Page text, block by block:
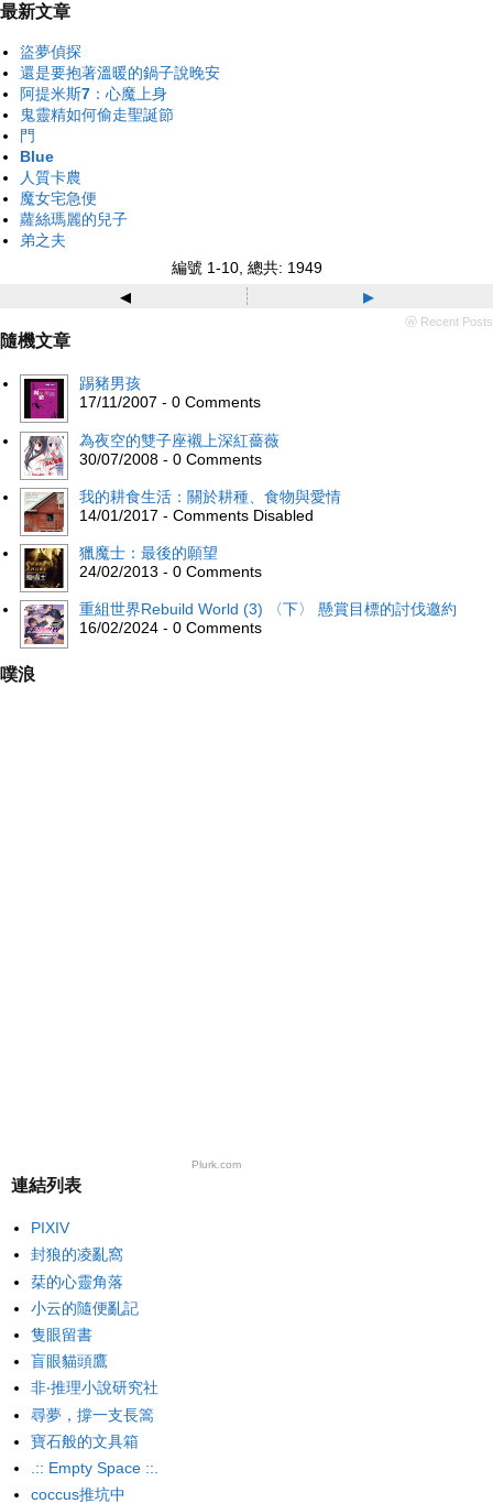
最新文章
盜夢偵探
還是要抱著溫暖的鍋子說晚安
阿提米斯7：心魔上身
鬼靈精如何偷走聖誕節
門
Blue
人質卡農
魔女宅急便
蘿絲瑪麗的兒子
弟之夫
編號 1-10, 總共: 1949
◂ ▸
ⓦ Recent Posts
隨機文章
踢豬男孩
17/11/2007 - 0 Comments
為夜空的雙子座襯上深紅薔薇
30/07/2008 - 0 Comments
我的耕食生活：關於耕種、食物與愛情
14/01/2017 - Comments Disabled
獵魔士：最後的願望
24/02/2013 - 0 Comments
重組世界Rebuild World (3) 〈下〉 懸賞目標的討伐邀約
16/02/2024 - 0 Comments
噗浪
Plurk.com
連結列表
PIXIV
封狼的凌亂窩
栞的心靈角落
小云的隨便亂記
隻眼留書
盲眼貓頭鷹
非‧推理小說研究社
尋夢，撐一支長篙
寶石般的文具箱
.:: Empty Space ::.
coccus推坑中